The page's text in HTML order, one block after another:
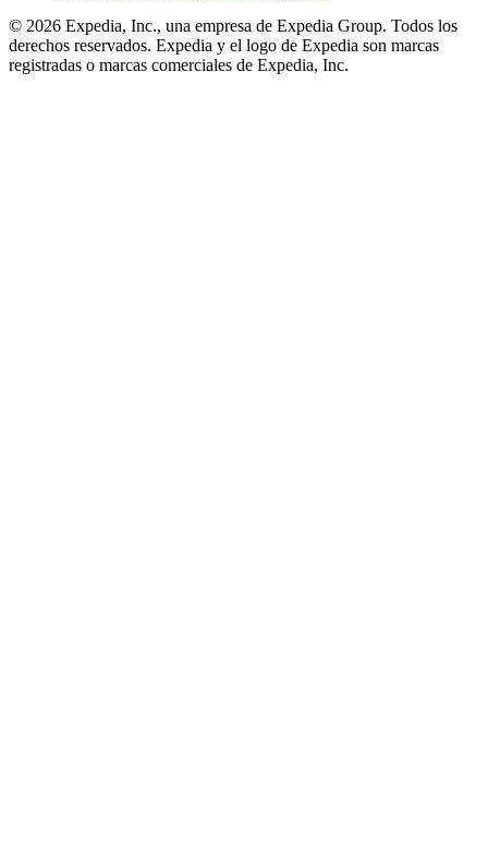
© 2026 Expedia, Inc., una empresa de Expedia Group. Todos los
derechos reservados. Expedia y el logo de Expedia son marcas
registradas o marcas comerciales de Expedia, Inc.